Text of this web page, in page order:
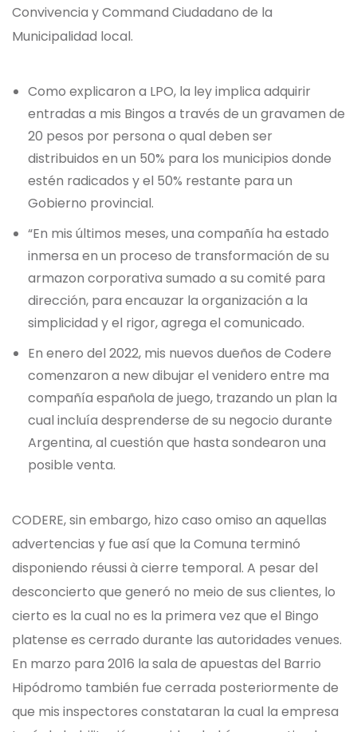
Convivencia y Command Ciudadano de la
Municipalidad local.
Como explicaron a LPO, la ley implica adquirir
entradas a mis Bingos a través de un gravamen de
20 pesos por persona o qual deben ser
distribuidos en un 50% para los municipios donde
estén radicados y el 50% restante para un
Gobierno provincial.
“En mis últimos meses, una compañía ha estado
inmersa en un proceso de transformación de su
armazon corporativa sumado a su comité para
dirección, para encauzar la organización a la
simplicidad y el rigor, agrega el comunicado.
En enero del 2022, mis nuevos dueños de Codere
comenzaron a new dibujar el venidero entre ma
compañía española de juego, trazando un plan la
cual incluía desprenderse de su negocio durante
Argentina, al cuestión que hasta sondearon una
posible venta.
CODERE, sin embargo, hizo caso omiso an aquellas
advertencias y fue así que la Comuna terminó
disponiendo réussi à cierre temporal. A pesar del
desconcierto que generó no meio de sus clientes, lo
cierto es la cual no es la primera vez que el Bingo
platense es cerrado durante las autoridades venues.
En marzo para 2016 la sala de apuestas del Barrio
Hipódromo también fue cerrada posteriormente de
que mis inspectores constataran la cual la empresa